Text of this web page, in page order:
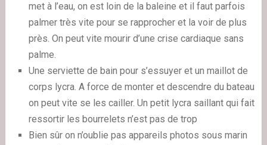
met à l’eau, on est loin de la baleine et il faut parfois
palmer très vite pour se rapprocher et la voir de plus
près. On peut vite mourir d’une crise cardiaque sans
palme.
Une serviette de bain pour s’essuyer et un maillot de
corps lycra. A force de monter et descendre du bateau
on peut vite se les cailler. Un petit lycra saillant qui fait
ressortir les bourrelets n’est pas de trop
Bien sûr on n’oublie pas appareils photos sous marin